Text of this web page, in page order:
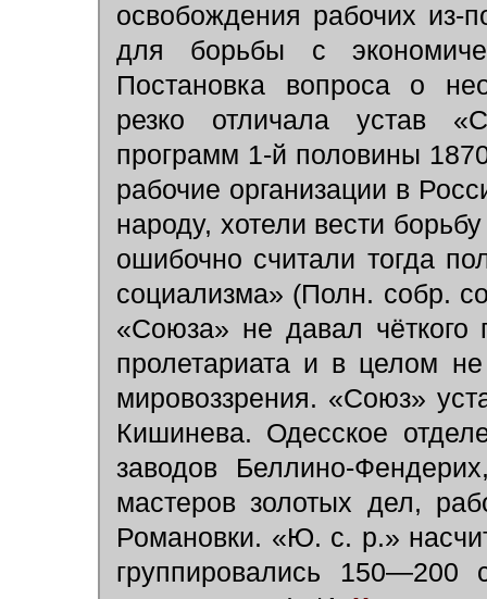
освобождения рабочих из-
для борьбы с
Постановка вопроса о
резко отличала устав
программ 1-й половины
рабочие организации в
народу, хотели вести
ошибочно считали тогда
социализма» (Полн. собр.
«Союза» не давал чёткого
пролетариата и в целом
мировоззрения. «Союз»
Кишинева. Одесское
заводов Беллино-
мастеров золотых дел,
Романовки. «Ю. с. р.»
группировались 150—200